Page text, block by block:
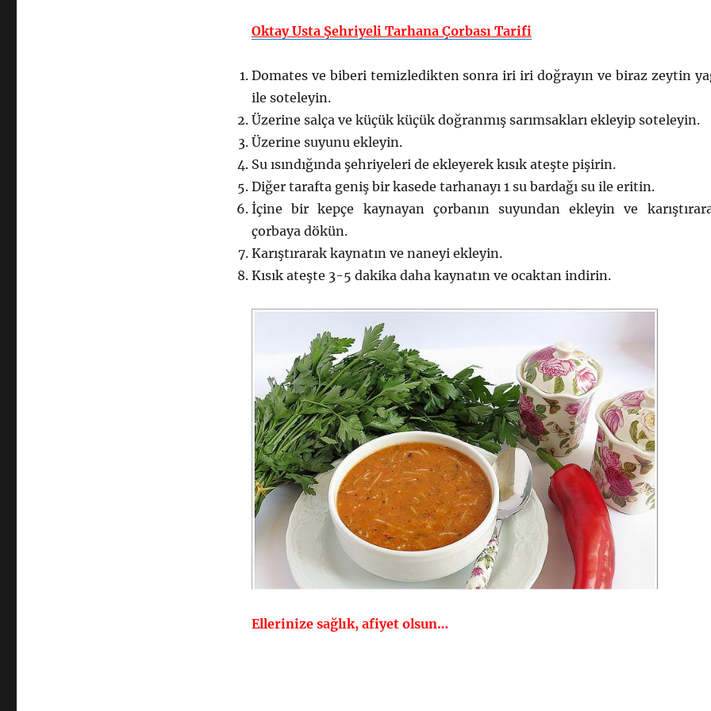
Oktay Usta Şehriyeli Tarhana Çorbası Tarifi
Domates ve biberi temizledikten sonra iri iri doğrayın ve biraz zeytin
ile soteleyin.
Üzerine salça ve küçük küçük doğranmış sarımsakları ekleyip soteleyin.
Üzerine suyunu ekleyin.
Su ısındığında şehriyeleri de ekleyerek kısık ateşte pişirin.
Diğer tarafta geniş bir kasede tarhanayı 1 su bardağı su ile eritin.
İçine bir kepçe kaynayan çorbanın suyundan ekleyin ve
çorbaya dökün.
Karıştırarak kaynatın ve naneyi ekleyin.
Kısık ateşte 3-5 dakika daha kaynatın ve ocaktan indirin.
Ellerinize sağlık, afiyet olsun…